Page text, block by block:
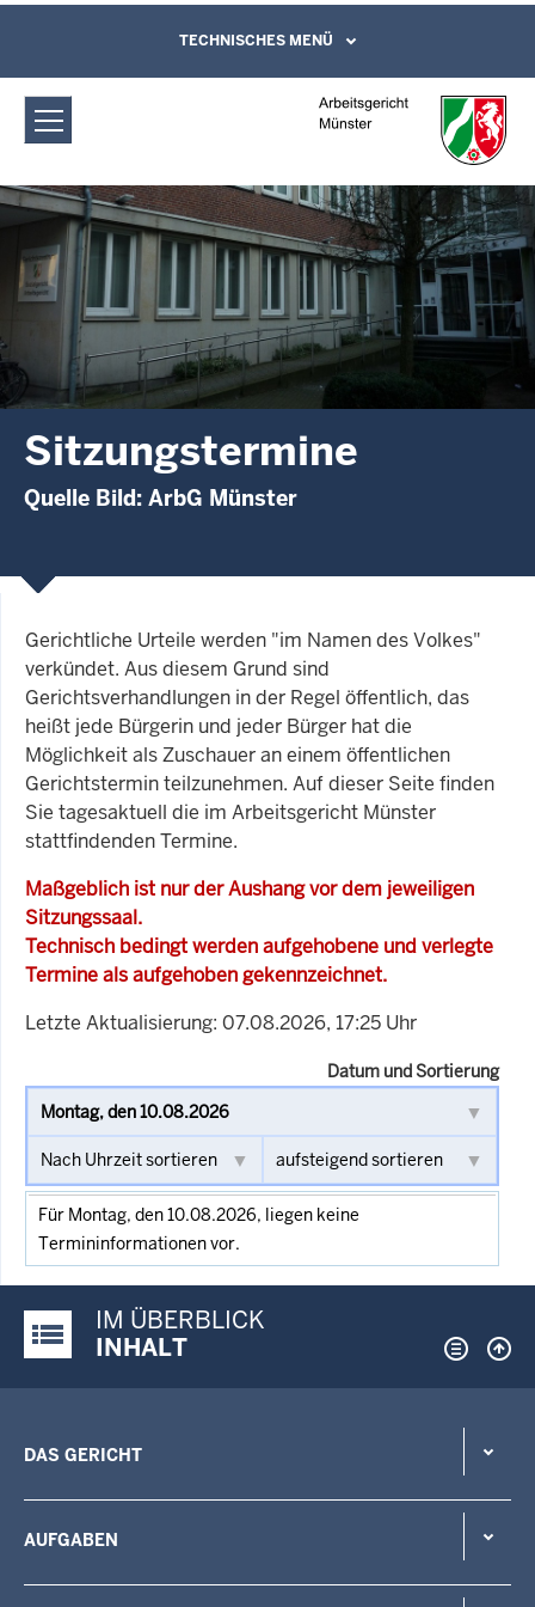
Arbeitsgericht Münster:
Sitzungstermine
Direkt zum Inhalt
Leichte Sprache, Gebärdensprachenvideo
und Kontaktformular
TECHNISCHES MENÜ
Sitzungstermine
Quelle Bild: ArbG Münster
Gerichtliche Urteile werden "im Namen des Volkes"
verkündet. Aus diesem Grund sind
Gerichtsverhandlungen in der Regel öffentlich, das
heißt jede Bürgerin und jeder Bürger hat die
Möglichkeit als Zuschauer an einem öffentlichen
Gerichtstermin teilzunehmen. Auf dieser Seite finden
Sie tagesaktuell die im Arbeitsgericht Münster
stattfindenden Termine.
Maßgeblich ist nur der Aushang vor dem jeweiligen
Sitzungssaal.
Technisch bedingt werden aufgehobene und verlegte
Termine als aufgehoben gekennzeichnet.
Letzte Aktualisierung: 07.08.2026, 17:25 Uhr
Datum und Sortierung
Für Montag, den 10.08.2026, liegen keine
Termininformationen vor.
Justiz-Portal im Überblick:
IM ÜBERBLICK
INHALT
DAS GERICHT
AUFGABEN